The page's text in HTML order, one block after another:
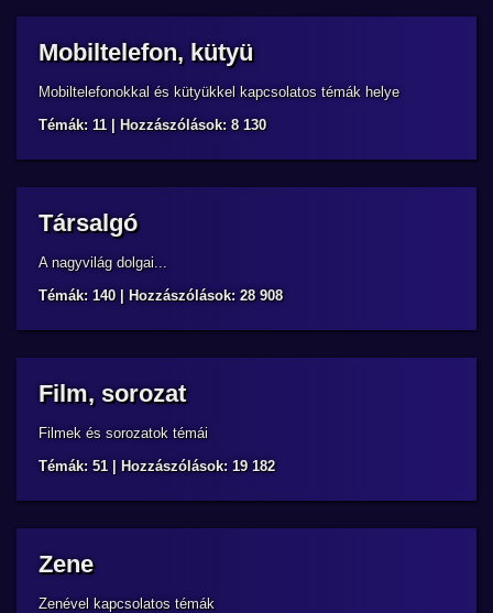
Mobiltelefon, kütyü
Mobiltelefonokkal és kütyükkel kapcsolatos témák helye
Témák: 11 | Hozzászólások: 8 130
Társalgó
A nagyvilág dolgai...
Témák: 140 | Hozzászólások: 28 908
Film, sorozat
Filmek és sorozatok témái
Témák: 51 | Hozzászólások: 19 182
Zene
Zenével kapcsolatos témák